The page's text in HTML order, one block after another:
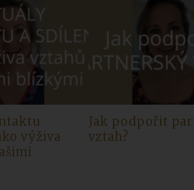
výživa
Jak podpořit
vztah?